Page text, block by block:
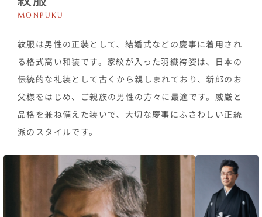
MONPUKU
紋服は男性の正装として、結婚式などの慶事に着用され
る格式高い和装です。家紋が入った羽織袴姿は、日本の
伝統的な礼装として古くから親しまれており、新郎のお
父様をはじめ、ご親族の男性の方々に最適です。威厳と
品格を兼ね備えた装いで、大切な慶事にふさわしい正統
派のスタイルです。